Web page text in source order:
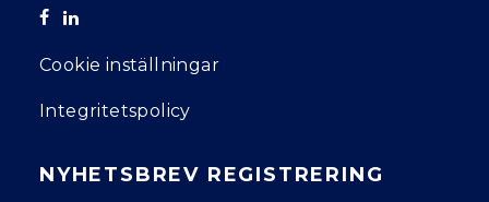
Cookie inställningar
Integritetspolicy
NYHETSBREV REGISTRERING